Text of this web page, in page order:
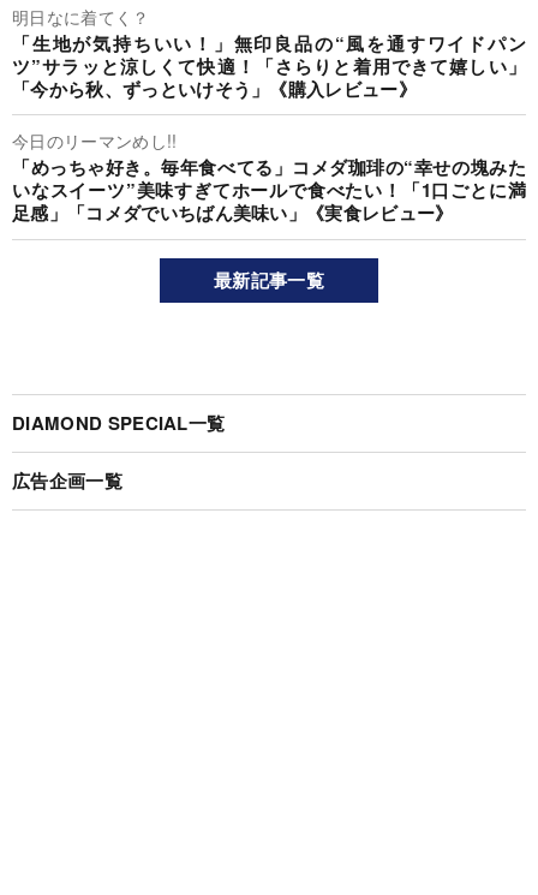
明日なに着てく？
「生地が気持ちいい！」無印良品の“風を通すワイドパン
ツ”サラッと涼しくて快適！「さらりと着用できて嬉しい」
「今から秋、ずっといけそう」《購入レビュー》
今日のリーマンめし!!
「めっちゃ好き。毎年食べてる」コメダ珈琲の“幸せの塊みた
いなスイーツ”美味すぎてホールで食べたい！「1口ごとに満
足感」「コメダでいちばん美味い」《実食レビュー》
最新記事一覧
DIAMOND SPECIAL一覧
広告企画一覧